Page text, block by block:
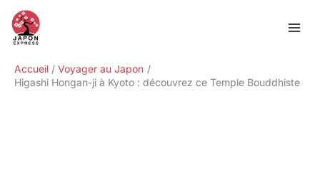
contenu
Accueil
Voyager au Japon
Higashi Hongan-ji à Kyoto : découvrez ce Temple Bouddhiste
Rechercher